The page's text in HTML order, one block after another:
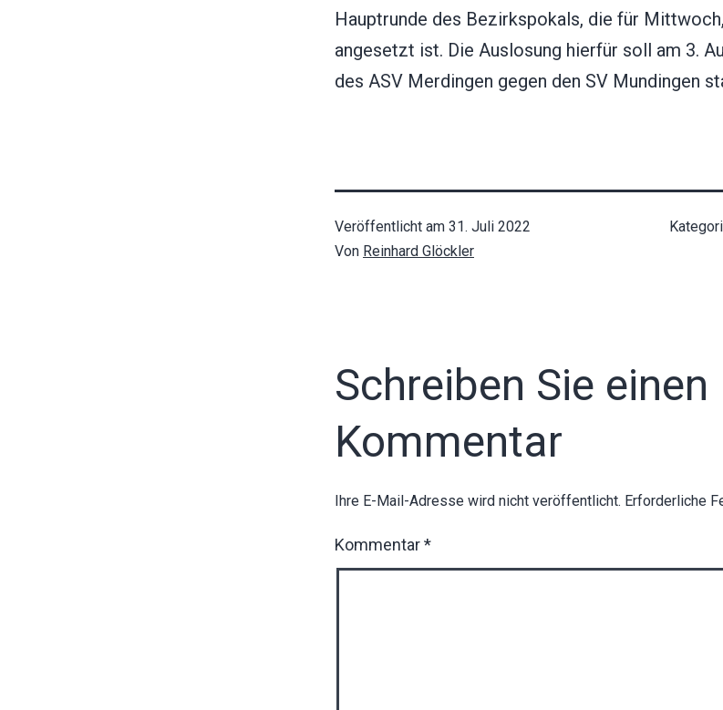
Hauptrunde des Bezirkspokals, die für
angesetzt ist. Die Auslosung hierfür soll am 3.
des ASV Merdingen gegen den SV Mundingen
Veröffentlicht am 31. Juli 2022
Von Reinhard Glöckler
Schreiben Sie einen
Kommentar
Ihre E-Mail-Adresse wird nicht veröffentlicht. Erforderliche
Kommentar*